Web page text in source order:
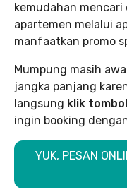
kemudahan
apartemen melalui
manfaatkan promo
Mumpung masih
jangka panjang
langsung klik
ingin booking
YUK, PESAN